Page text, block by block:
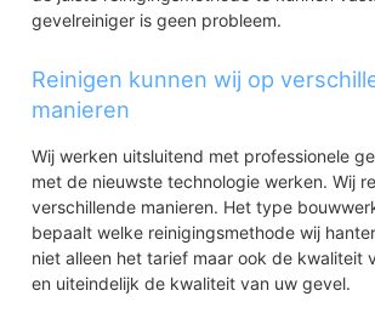
gevelreiniger is geen probleem.
Reinigen kunnen wij op
manieren
Wij werken uitsluitend met professionele
met de nieuwste technologie werken. Wij
verschillende manieren. Het type
bepaalt welke reinigingsmethode wij
niet alleen het tarief maar ook de kwaliteit
en uiteindelijk de kwaliteit van uw gevel.